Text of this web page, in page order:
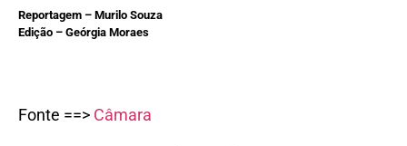
Reportagem – Murilo Souza
Edição – Geórgia Moraes
Fonte ==> Câmara